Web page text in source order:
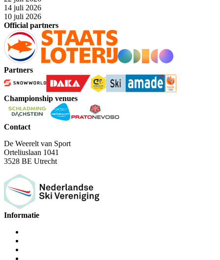
14 juli 2026
10 juli 2026
Official partners
Partners
Championship venues
Contact
De Weerelt van Sport
Orteliuslaan 1041
3528 BE Utrecht
Informatie